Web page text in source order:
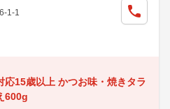
1-1
応15歳以上 かつお味・焼きタラ
600g